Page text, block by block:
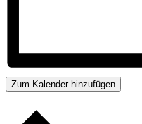
Zum Kalender hinzufügen